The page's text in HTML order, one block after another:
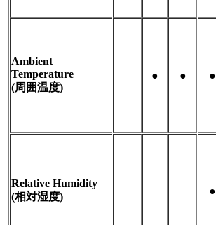
Ambient
Temperature
(周囲温度)
● ● ●
Relative Humidity
(相対湿度)
●